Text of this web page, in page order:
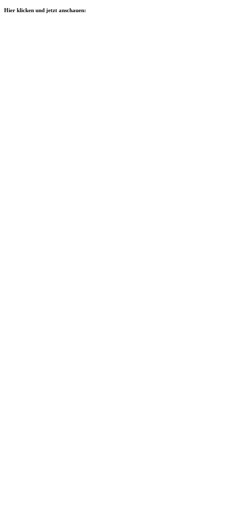
Hier klicken und jetzt anschauen: